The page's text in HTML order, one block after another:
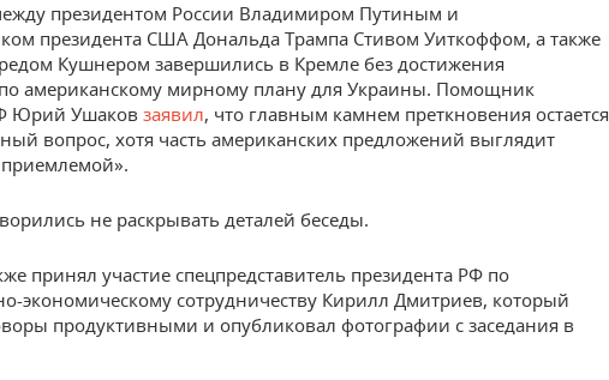
президентом России Владимиром Путиным и
президента США Дональда Трампа Стивом Уиткоффом, а также
Кушнером завершились в Кремле без достижения
американскому мирному плану для Украины. Помощник
Юрий Ушаков заявил, что главным камнем преткновения остается
вопрос, хотя часть американских предложений выглядит
не раскрывать деталей беседы.
принял участие спецпредставитель президента РФ по
экономическому сотрудничеству Кирилл Дмитриев, который
продуктивными и опубликовал фотографии с заседания в